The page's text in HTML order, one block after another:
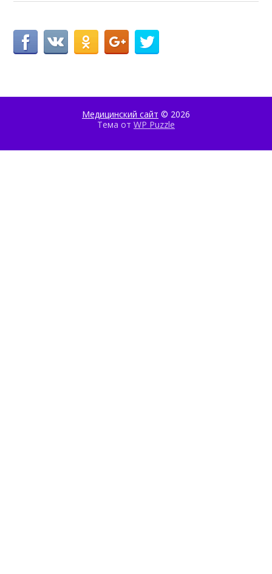
Медицинский сайт © 2026
Тема от WP Puzzle